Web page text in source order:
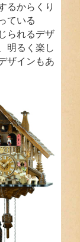
るからくり
ている
られるデザ
明るく楽し
ザインもあ